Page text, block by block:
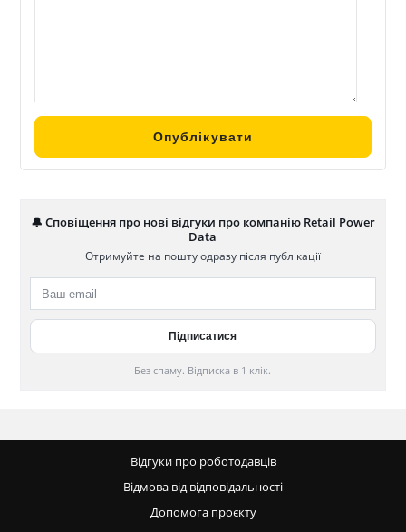
🔔 Сповіщення про нові відгуки про компанію Retail Power
Data
Отримуйте на пошту одразу після публікації
Без спаму. Відписка в 1 клік.
Відгуки про роботодавців
Відмова від відповідальності
Допомога проєкту